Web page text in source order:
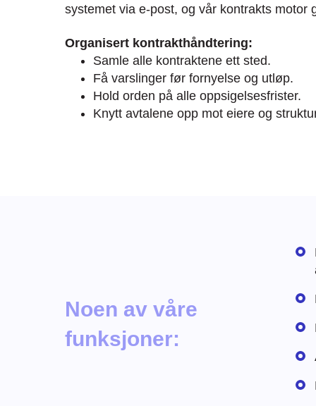
systemet via e-post, og vår kontrakts motor
Organisert kontrakthåndtering:
Samle alle kontraktene ett sted.
Få varslinger før fornyelse og utløp.
Hold orden på alle oppsigelsesfrister.
Knytt avtalene opp mot eiere og
Noen av våre
funksjoner: